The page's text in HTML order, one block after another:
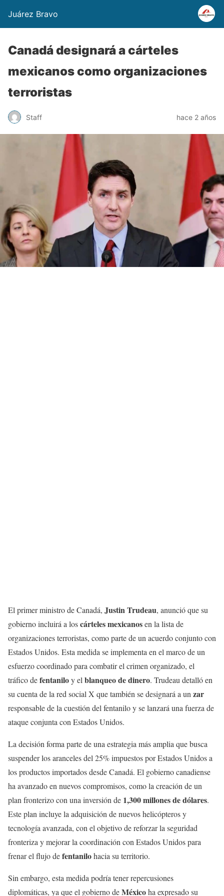
Juárez Bravo
Canadá designará a cárteles
mexicanos como organizaciones
terroristas
Staff hace 2 años
El primer ministro de Canadá, Justin Trudeau, anunció que su
gobierno incluirá a loscárteles mexicanosen la lista de
organizaciones terroristas, como parte de un acuerdo conjunto con
Estados Unidos. Esta medida se implementa en el marco de un
esfuerzo coordinado para combatir el crimen organizado, el
tráfico defentaniloy elblanqueo de dinero. Trudeau detalló en
su cuenta de la red social X que también se designará a unzar
responsable de la cuestión del fentanilo y se lanzará una fuerza de
ataque conjunta con Estados Unidos.
La decisión forma parte de una estrategia más amplia que busca
suspender los aranceles del 25% impuestos por Estados Unidos a
los productos importados desde Canadá. El gobierno canadiense
ha avanzado en nuevos compromisos, como la creación de un
plan fronterizo con una inversión de 1,300 millones de dólares.
Este plan incluye la adquisición de nuevos helicópteros y
tecnología avanzada, con el objetivo de reforzar la seguridad
fronteriza y mejorar la coordinación con Estados Unidos para
frenar el flujo defentanilohacia su territorio.
Sin embargo, esta medida podría tener repercusiones
diplomáticas, ya que el gobierno deMéxicoha expresado su